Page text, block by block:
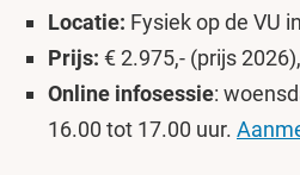
Locatie: Fysiek op de VU
Prijs: € 2.975,- (prijs
Online infosessie:
16.00 tot 17.00 uur.